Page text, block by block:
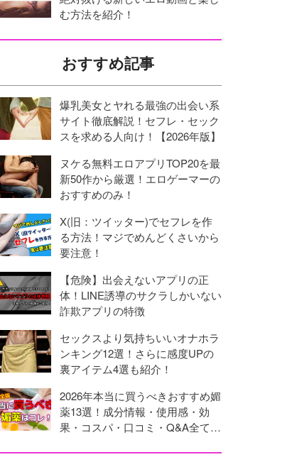
む方法を紹介！
おすすめ記事
爆乳美女とヤれる最強の出会い系
サイト徹底解説！セフレ・セック
スを求める人向け！【2026年版】
ヌケる無料エロアプリTOP20を最
新50作から厳選！エロゲーマーの
おすすめのみ！
X(旧：ツイッター)でセフレを作
る方法！マジでめんどくさいから
要注意！
【危険】出会えないアプリの正
体！LINE誘導のサクラしかいない
詐欺アプリの特徴
セックスより気持ちいいオナホラ
ンキング12選！さらに感度UPの
裏アイテム4選も紹介！
2026年本当に買うべきおすすめ媚
薬13選！成分情報・使用感・効
果・コスパ・口コミ・Q&A全てを